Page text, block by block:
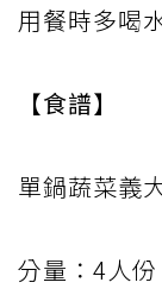
用餐時多喝
【食譜】
單鍋蔬菜義
分量：4人